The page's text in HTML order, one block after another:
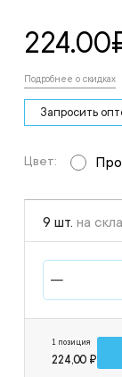
224.00
Подробнее о скидках
Запросить
Цвет:
9 шт. на
1 позиция
224,00 ₽